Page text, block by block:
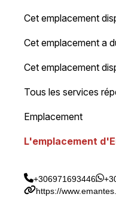
Cet emplacement
Cet emplacement a
Cet emplacement
Tous les services
Emplacement
L'emplacement
+306971693446
https://